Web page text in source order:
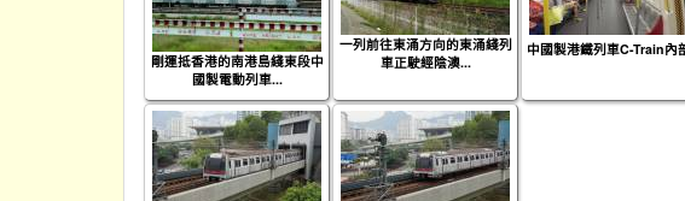
剛運抵香港的南港島綫東段中
國製電動列車...
一列前往東涌方向的東涌綫列
車正駛經陰澳...
中國製港鐵列車C-Train內